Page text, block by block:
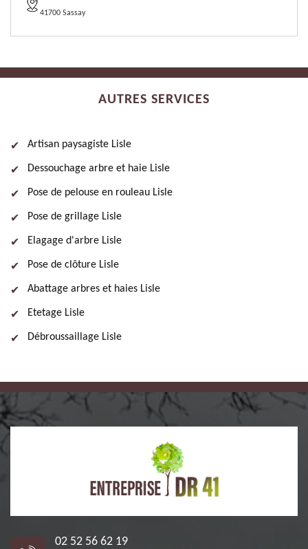
41700 Sassay
AUTRES SERVICES
Artisan paysagiste Lisle
Dessouchage arbre et haie Lisle
Pose de pelouse en rouleau Lisle
Pose de grillage Lisle
Elagage d'arbre Lisle
Pose de clôture Lisle
Abattage arbres et haies Lisle
Etetage Lisle
Débroussaillage Lisle
02 52 56 62 19